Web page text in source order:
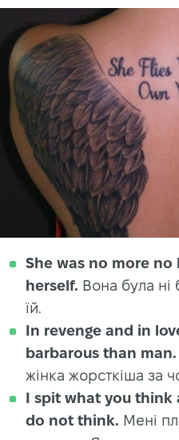
She was no more
herself. Вона була ні
їй.
In revenge and in
barbarous than man.
жінка жорсткіша за
I spit what you think
do not think. Мені